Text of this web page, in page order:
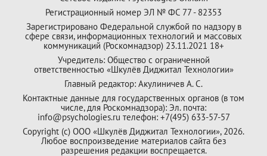
Регистрационный номер ЭЛ № ФС 77 - 82353
Зарегистрировано Федеральной службой по надзору в
сфере связи, информационных технологий и массовых
коммуникаций (Роскомнадзор) 23.11.2021 18+
Учредитель: Общество с ограниченной
ответственностью «Шкулёв Диджитал Технологии»
Главный редактор: Акулиничев А. С.
Контактные данные для государственных органов (в том
числе, для Роскомнадзора): Эл. почта:
info@psychologies.ru телефон: +7(495) 633-57-57
Copyright (с) ООО «Шкулёв Диджитал Технологии», 2026.
Любое воспроизведение материалов сайта без
разрешения редакции воспрещается.